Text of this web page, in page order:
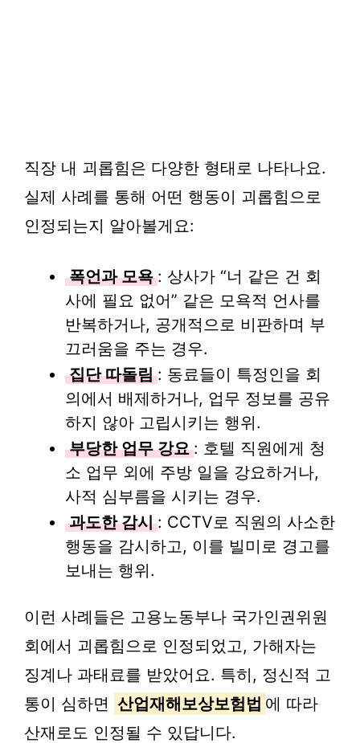
직장 내 괴롭힘은 다양한 형태로 나타나요.
실제 사례를 통해 어떤 행동이 괴롭힘으로
인정되는지 알아볼게요:
폭언과 모욕 : 상사가 “너 같은 건 회
사에 필요 없어” 같은 모욕적 언사를
반복하거나, 공개적으로 비판하며 부
끄러움을 주는 경우.
집단 따돌림 : 동료들이 특정인을 회
의에서 배제하거나, 업무 정보를 공유
하지 않아 고립시키는 행위.
부당한 업무 강요 : 호텔 직원에게 청
소 업무 외에 주방 일을 강요하거나,
사적 심부름을 시키는 경우.
과도한 감시 : CCTV로 직원의 사소한
행동을 감시하고, 이를 빌미로 경고를
보내는 행위.
이런 사례들은 고용노동부나 국가인권위원
회에서 괴롭힘으로 인정되었고, 가해자는
징계나 과태료를 받았어요. 특히, 정신적 고
통이 심하면 산업재해보상보험법 에 따라
산재로도 인정될 수 있답니다.